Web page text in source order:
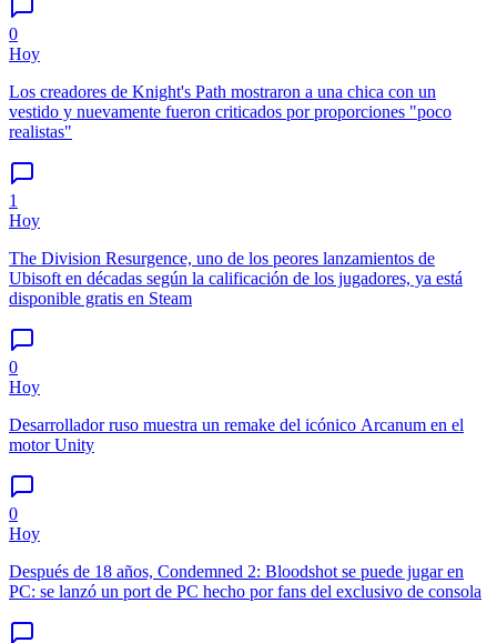
0
Hoy
Los creadores de Knight's Path mostraron a una chica con un
vestido y nuevamente fueron criticados por proporciones "poco
realistas"
1
Hoy
The Division Resurgence, uno de los peores lanzamientos de
Ubisoft en décadas según la calificación de los jugadores, ya está
disponible gratis en Steam
0
Hoy
Desarrollador ruso muestra un remake del icónico Arcanum en el
motor Unity
0
Hoy
Después de 18 años, Condemned 2: Bloodshot se puede jugar en
PC: se lanzó un port de PC hecho por fans del exclusivo de consola